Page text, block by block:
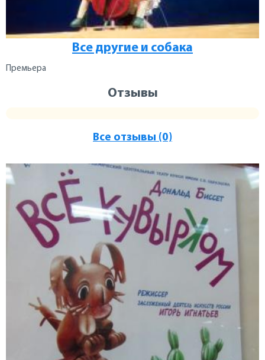
Все другие и собака
Премьера
Отзывы
Все отзывы (0)